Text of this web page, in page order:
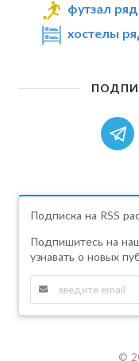
футзал
хостелы
Подписка на RSS
Подпишитесь на
узнавать о новых
©